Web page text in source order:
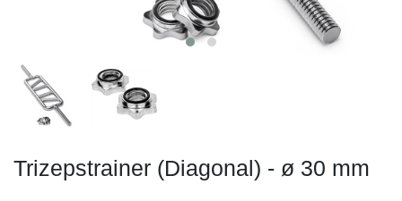
Trizepstrainer (Diagonal) - ø 30 mm